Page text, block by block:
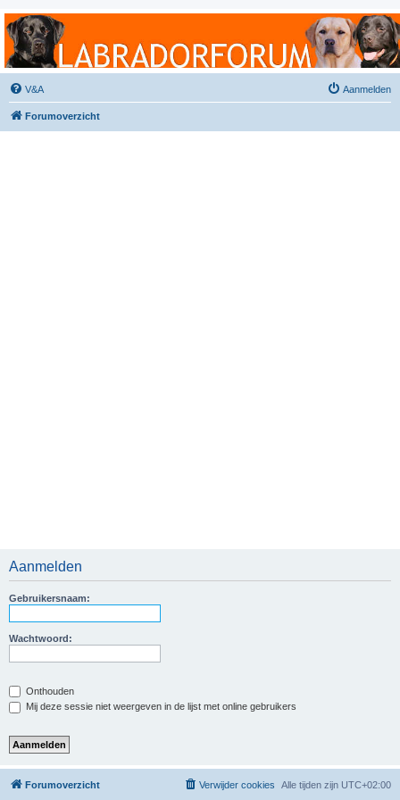
Labradorforum
Het gezelligste Labradorforum van Nederland en België!
V&A Aanmelden
Forumoverzicht
Aanmelden
Gebruikersnaam:
Wachtwoord:
Onthouden
Mij deze sessie niet weergeven in de lijst met online gebruikers
Forumoverzicht Alle tijden zijn UTC+02:00
Verwijder cookies